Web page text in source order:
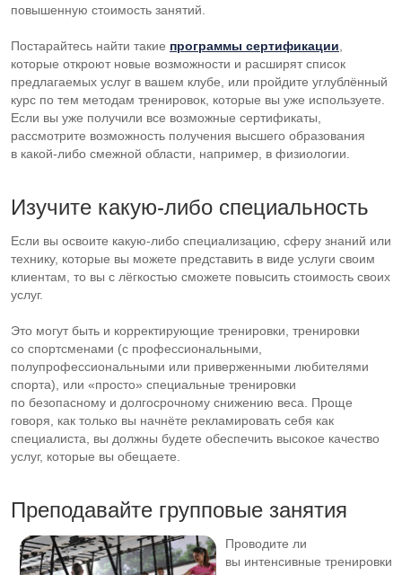
повышенную стоимость занятий.
Постарайтесь найти такие программы сертификации
которые откроют новые возможности и расширят список
предлагаемых услуг в вашем клубе, или пройдите углублённый
курс по тем методам тренировок, которые вы уже используете.
Если вы уже получили все возможные сертификаты,
рассмотрите возможность получения высшего образования
в какой-либо смежной области, например, в физиологии.
Изучите какую-либо специальность
Если вы освоите какую-либо специализацию, сферу знаний или
технику, которые вы можете представить в виде услуги своим
клиентам, то вы с лёгкостью сможете повысить стоимость своих
услуг.
Это могут быть и корректирующие тренировки, тренировки
со спортсменами (с профессиональными,
полупрофессиональными или приверженными любителями
спорта), или «просто» специальные тренировки
по безопасному и долгосрочному снижению веса. Проще
говоря, как только вы начнёте рекламировать себя как
специалиста, вы должны будете обеспечить высокое качество
услуг, которые вы обещаете.
Преподавайте групповые занятия
Проводите ли
вы интенсивные тренировки